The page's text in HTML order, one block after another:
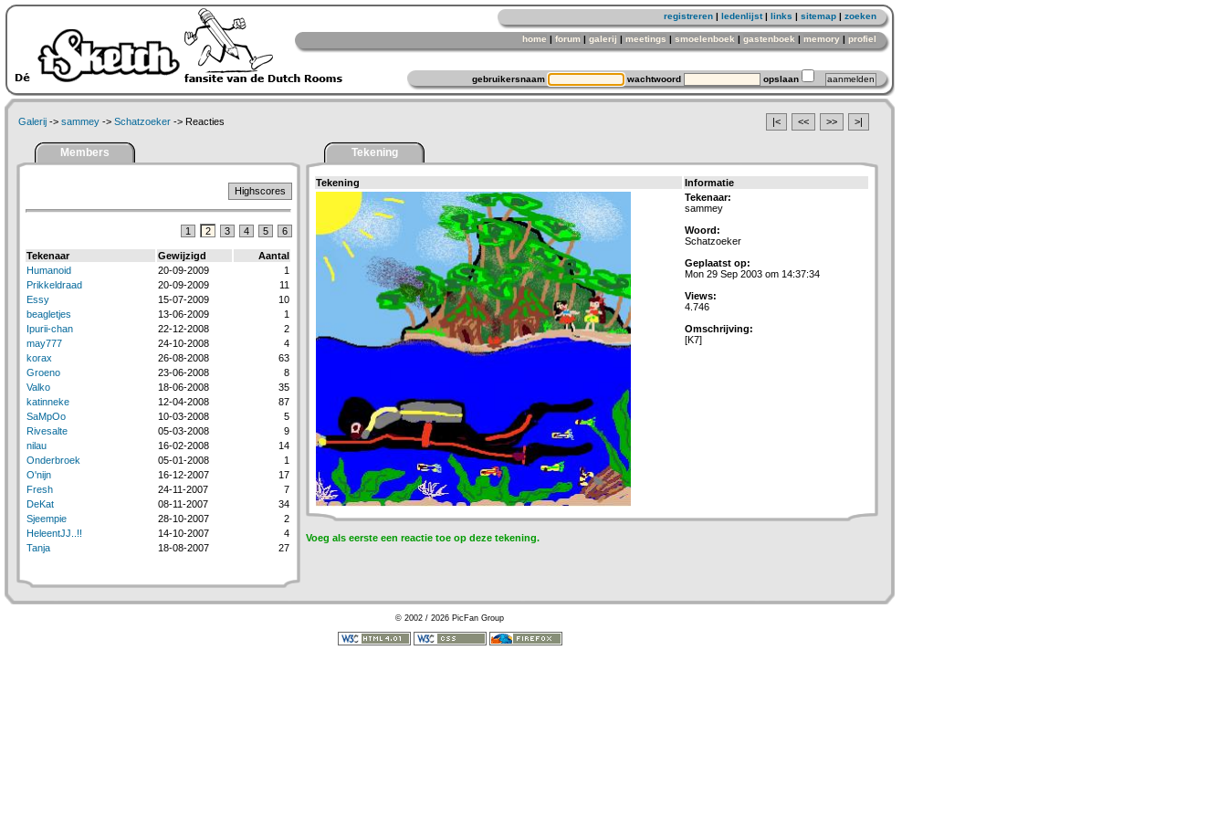
registreren | ledenlijst| links | sitemap | zoeken
home | forum | galerij | meetings | smoelenboek | gastenboek | memory | profiel
gebruikersnaam wachtwoord opslaan
Galerij -> sammey -> Schatzoeker -> Reacties |< << >> >|
Members
Highscores
1 2 3 4 5 6
Tekenaar Gewijzigd
Aantal
Humanoid
20-09-2009
1
Prikkeldraad
20-09-2009
11
Essy
15-07-2009
10
beagletjes
13-06-2009
1
Ipurii-chan
22-12-2008
2
may777
24-10-2008
4
korax
26-08-2008
63
Groeno
23-06-2008
8
Valko
18-06-2008
35
katinneke
12-04-2008
87
SaMpOo
10-03-2008
5
Rivesalte
05-03-2008
9
nilau
16-02-2008
14
Onderbroek
05-01-2008
1
O'nijn
16-12-2007
17
Fresh
24-11-2007
7
DeKat
08-11-2007
34
Sjeempie
28-10-2007
2
HeleentJJ..!!
14-10-2007
4
Tanja
18-08-2007 27
Tekening
Tekening
Informatie
Tekenaar:
sammey
Woord:
Schatzoeker
Geplaatst op:
Mon 29 Sep 2003 om 14:37:34
Views:
4.746
Omschrijving:
[K7]
Voeg als eerste een reactie toe op deze tekening.
© 2002 / 2026 PicFan Group